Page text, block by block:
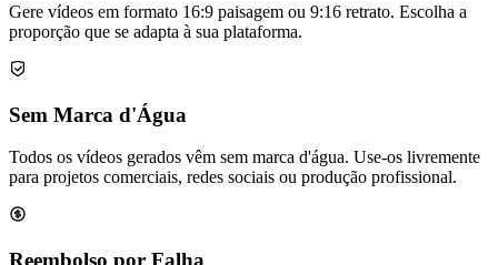
Gere vídeos em formato 16:9 paisagem ou 9:16 retrato. Escolha a
proporção que se adapta à sua plataforma.
Sem Marca d'Água
Todos os vídeos gerados vêm sem marca d'água. Use-os livremente
para projetos comerciais, redes sociais ou produção profissional.
Reembolso por Falha